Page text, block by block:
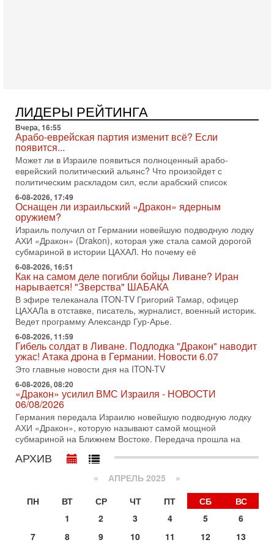
02/08/2026
Президент США Дональд Трамп сегодня заявил об отмене
подготовленного удара по Ирану после обращений
Тегерана и других стран региона. По его словам,
1-08-2026, 17:50
«Русский голос» Израиля: кто заберет его на этот
раз?
Голоса русскоязычных репатриантов не раз кардинально
меняли политический ландшафт Израиля. Достаточно
вспомнить взлет партии «Исраэль ба-алия», когда
31-07-2026, 17:00
Тайны закрытых дверей: о чём на самом деле
молчат Трамп и Нетаньяху?
Недавний визит премьер-министра Израиля Биньямина
Нетаньяху в США и его встреча с Дональдом Трампом
оставили больше вопросов, чем ответов. Полная
31-07-2026, 15:18
Иран готовит покушение на Нетаниягу! Трамп не
хочет эскалации, но КСИР готовит взрыв!
В эфире телеканала ITON-TV СЕРГЕЙ МИГДАЛЬ, эксперт
по вопросам безопасности, офицер запаса
Международного управления полиции Израиля, автор
Битва за разоружение ХАМАСа - НОВОСТИ
31/07/2026
Сегодня президент США Дональд Трамп заявил о
достижении исторического соглашения о полном
разоружении ХАМАСа и других вооруженных группировок в
Иран доведет Трампа до крайних мер? Разбор и
оценка от военного обозревателя Давида Шарпа
Ситуация вокруг противостояния Ирана и США накаляется
с каждым днем. Почему Трамп в самый последний момент
отменил решение о нанесении тяжелых ударов
30-07-2026, 16:54
Покупатель авиакомпании «Аркия» намерен
запретить полеты по субботам!
ЛИДЕРЫ РЕЙТИНГА
Вчера, 16:55
Арабо-еврейская партия изменит всё? Если
появится...
Может ли в Израиле появиться полноценный арабо-
еврейский политический альянс? Что произойдет с
политическим раскладом сил, если арабский список
6-08-2026, 17:49
Оснащен ли израильский «Дракон» ядерным
оружием?
Израиль получил от Германии новейшую подводную лодку
АХИ «Дракон» (Drakon), которая уже стала самой дорогой
субмариной в истории ЦАХАЛ. Но почему её
6-08-2026, 16:51
Как на самом деле погибли бойцы Ливане? Иран
нарывается! "Зверства" ШАБАКА
В эфире телеканала ITON-TV Григорий Тамар, офицер
ЦАХАЛа в отставке, писатель, журналист, военный историк.
Ведет программу Александр Гур-Арье.
6-08-2026, 11:59
Гибель солдат в Ливане. Подлодка "Дракон" наводит
ужас! Атака дрона в Германии. Новости 6.07
Это главные новости дня на ITON-TV
6-08-2026, 08:20
«Дракон» усилил ВМС Израиля - НОВОСТИ
06/08/2026
Германия передала Израилю новейшую подводную лодку
АХИ «Дракон», которую называют самой мощной
субмариной на Ближнем Востоке. Передача прошла на
АРХИВ
« АПРЕЛЬ 2025 »
ПН
ВТ СР ЧТ ПТ СБ
ВС
1
2 3 4 5
6
7
8 9 10 11 12
13